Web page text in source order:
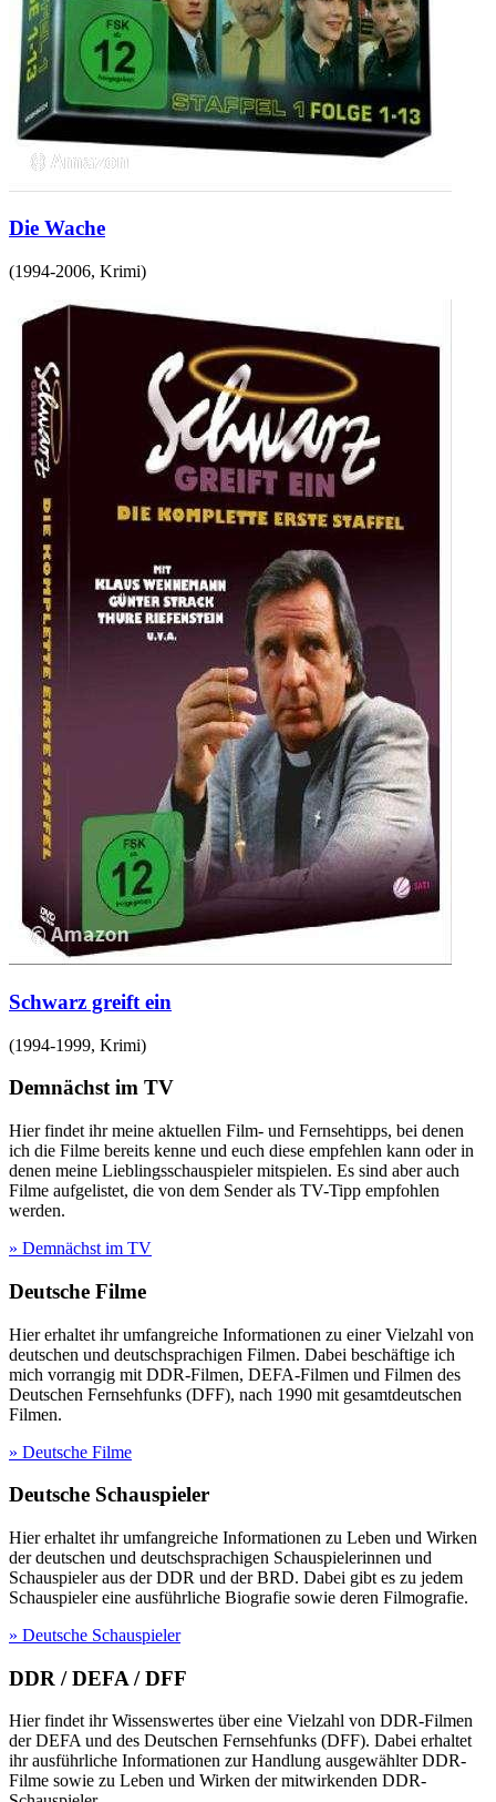
Die Wache
(1994-2006, Krimi)
Schwarz greift ein
(1994-1999, Krimi)
Demnächst im TV
Hier findet ihr meine aktuellen Film- und Fernsehtipps, bei denen
ich die Filme bereits kenne und euch diese empfehlen kann oder in
denen meine Lieblingsschauspieler mitspielen. Es sind aber auch
Filme aufgelistet, die von dem Sender als TV-Tipp empfohlen
werden.
» Demnächst im TV
Deutsche Filme
Hier erhaltet ihr umfangreiche Informationen zu einer Vielzahl von
deutschen und deutschsprachigen Filmen. Dabei beschäftige ich
mich vorrangig mit DDR-Filmen, DEFA-Filmen und Filmen des
Deutschen Fernsehfunks (DFF), nach 1990 mit gesamtdeutschen
Filmen.
» Deutsche Filme
Deutsche Schauspieler
Hier erhaltet ihr umfangreiche Informationen zu Leben und Wirken
der deutschen und deutschsprachigen Schauspielerinnen und
Schauspieler aus der DDR und der BRD. Dabei gibt es zu jedem
Schauspieler eine ausführliche Biografie sowie deren Filmografie.
» Deutsche Schauspieler
DDR / DEFA / DFF
Hier findet ihr Wissenswertes über eine Vielzahl von DDR-Filmen
der DEFA und des Deutschen Fernsehfunks (DFF). Dabei erhaltet
ihr ausführliche Informationen zur Handlung ausgewählter DDR-
Filme sowie zu Leben und Wirken der mitwirkenden DDR-